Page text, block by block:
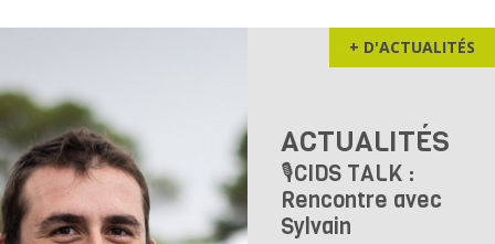
+ D'ACTUALITÉS
ACTUALITÉS
🎙️CIDS TALK :
Rencontre avec
Sylvain